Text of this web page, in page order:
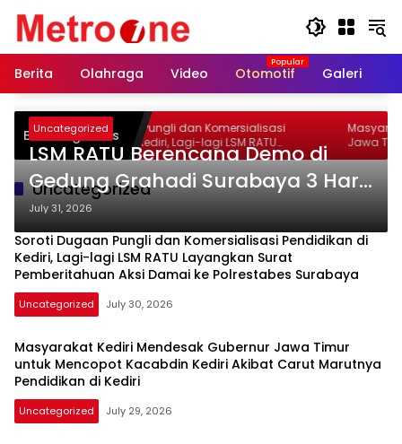
content
Berita
Olahraga Video Otomotif Galeri
Breaking News
Soroti Dugaan Pungli dan Komersialisasi
Pendidikan di Kediri, Lagi-lagi LSM RATU
Layangkan Surat Pemberitahuan Aksi
Damai ke Polrestabes Surabaya
Masyarakat Kediri Mendesak
Jawa Timur
Kediri Akibat
di Kediri
Uncategorized
Uncategorized
LSM RATU Berencana Demo di
Gedung Grahadi Surabaya 3 Hari
3 Malam Terkait Keprihatinan
Marakanya Pungli dan Korupsi di
Cabang Dinas Pendidikan Kediri
July 31, 2026
Soroti Dugaan Pungli dan Komersialisasi Pendidikan di
Kediri, Lagi-lagi LSM RATU Layangkan Surat
Pemberitahuan Aksi Damai ke Polrestabes Surabaya
Uncategorized July 30, 2026
Masyarakat Kediri Mendesak Gubernur Jawa Timur
untuk Mencopot Kacabdin Kediri Akibat Carut Marutnya
Pendidikan di Kediri
Uncategorized July 29, 2026